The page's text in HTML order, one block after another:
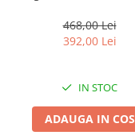
468,00 Lei
392,00 Lei
IN STOC
ADAUGA IN COS